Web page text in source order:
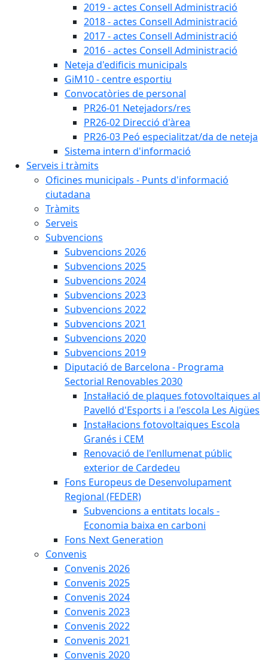
2019 - actes Consell Administració
2018 - actes Consell Administració
2017 - actes Consell Administració
2016 - actes Consell Administració
Neteja d'edificis municipals
GiM10 - centre esportiu
Convocatòries de personal
PR26-01 Netejadors/res
PR26-02 Direcció d'àrea
PR26-03 Peó especialitzat/da de neteja
Sistema intern d'informació
Serveis i tràmits
Oficines municipals - Punts d'informació
ciutadana
Tràmits
Serveis
Subvencions
Subvencions 2026
Subvencions 2025
Subvencions 2024
Subvencions 2023
Subvencions 2022
Subvencions 2021
Subvencions 2020
Subvencions 2019
Diputació de Barcelona - Programa
Sectorial Renovables 2030
Instal·lació de plaques fotovoltaiques al
Pavelló d'Esports i a l'escola Les Aigües
Instal·lacions fotovoltaiques Escola
Granés i CEM
Renovació de l'enllumenat públic
exterior de Cardedeu
Fons Europeus de Desenvolupament
Regional (FEDER)
Subvencions a entitats locals -
Economia baixa en carboni
Fons Next Generation
Convenis
Convenis 2026
Convenis 2025
Convenis 2024
Convenis 2023
Convenis 2022
Convenis 2021
Convenis 2020